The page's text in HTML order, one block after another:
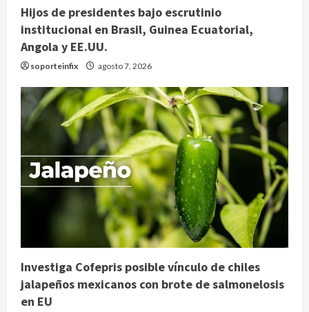
Hijos de presidentes bajo escrutinio
institucional en Brasil, Guinea Ecuatorial,
Angola y EE.UU.
soporteinfix agosto 7, 2026
Investiga Cofepris posible vínculo de chiles
jalapeños mexicanos con brote de salmonelosis
en EU